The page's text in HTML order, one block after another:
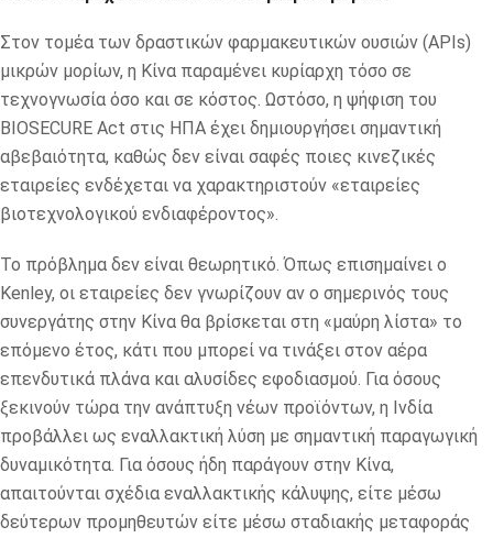
Στον τομέα των δραστικών φαρμακευτικών ουσιών (APIs)
μικρών μορίων, η Κίνα παραμένει κυρίαρχη τόσο σε
τεχνογνωσία όσο και σε κόστος. Ωστόσο, η ψήφιση του
BIOSECURE Act στις ΗΠΑ έχει δημιουργήσει σημαντική
αβεβαιότητα, καθώς δεν είναι σαφές ποιες κινεζικές
εταιρείες ενδέχεται να χαρακτηριστούν «εταιρείες
βιοτεχνολογικού ενδιαφέροντος».
Το πρόβλημα δεν είναι θεωρητικό. Όπως επισημαίνει ο
Kenley, οι εταιρείες δεν γνωρίζουν αν ο σημερινός τους
συνεργάτης στην Κίνα θα βρίσκεται στη «μαύρη λίστα» το
επόμενο έτος, κάτι που μπορεί να τινάξει στον αέρα
επενδυτικά πλάνα και αλυσίδες εφοδιασμού. Για όσους
ξεκινούν τώρα την ανάπτυξη νέων προϊόντων, η Ινδία
προβάλλει ως εναλλακτική λύση με σημαντική παραγωγική
δυναμικότητα. Για όσους ήδη παράγουν στην Κίνα,
απαιτούνται σχέδια εναλλακτικής κάλυψης, είτε μέσω
δεύτερων προμηθευτών είτε μέσω σταδιακής μεταφοράς